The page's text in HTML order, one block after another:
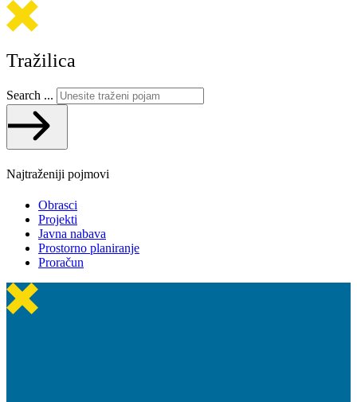
Tražilica
Search ...
Najtraženiji pojmovi
Obrasci
Projekti
Javna nabava
Prostorno planiranje
Proračun